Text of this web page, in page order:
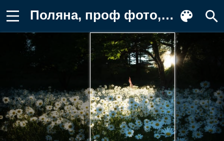
Поляна, проф фото, ромашек Фото